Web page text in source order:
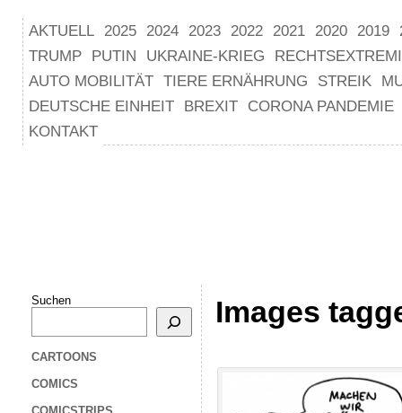
AKTUELL 2025 2024 2023 2022 2021 2020 2019
TRUMP
PUTIN UKRAINE-KRIEG
AUTO MOBILITÄT TIERE ERNÄHRUNG STREIK
DEUTSCHE EINHEIT
BREXIT
CORONA PANDEMIE
KONTAKT
Suchen
CARTOONS
COMICS
Images